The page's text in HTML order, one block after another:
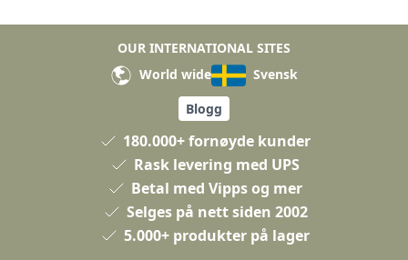
OUR INTERNATIONAL SITES
World wide
Svensk
Blogg
180.000+ fornøyde kunder
Rask levering med UPS
Betal med Vipps og mer
Selges på nett siden 2002
5.000+ produkter på lager